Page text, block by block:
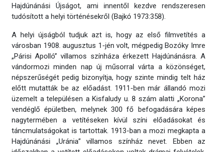
Hajdúnánási Újságot, ami innentől kezdve rendszeresen
tudósított a helyi történésekről (Bajkó 1973:358).
A helyi újságból tudjuk azt is, hogy az első filmvetítés a
városban 1908. augusztus 1-jén volt, mégpedig Bozóky Imre
„Párisi Apolló” villamos színháza érkezett Hajdúnánásra. A
vándormozi minden nap új műsorral várta a közönséget,
népszerűségét pedig bizonyítja, hogy szinte mindig telt ház
előtt mutatták be az előadást. 1911-ben már állandó mozi
üzemelt a településen a Kisfaludy u. 8 szám alatti „Korona”
vendéglő épületben, melynek 300 fő befogadására képes
nagytermében a vetítéseken kívül színi előadásokat és
táncmulatságokat is tartottak. 1913-ban a mozi megkapta a
Hajdúnánási „Uránia” villamos színház nevet. Ebben az